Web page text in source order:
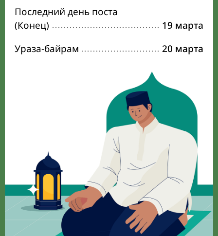
Последний день поста
(Конец)
19 марта
Ураза-байрам
20 марта